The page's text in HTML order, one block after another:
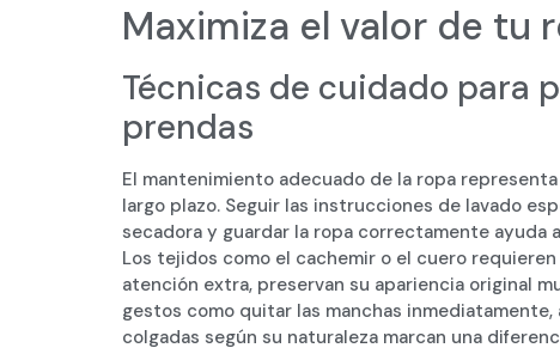
Maximiza el valor de tu
Técnicas de cuidado para
prendas
El mantenimiento adecuado de la ropa
largo plazo. Seguir las instrucciones de lavado
secadora y guardar la ropa correctamente
Los tejidos como el cachemir o el cuero
atención extra, preservan su apariencia original
gestos como quitar las manchas
colgadas según su naturaleza marcan una